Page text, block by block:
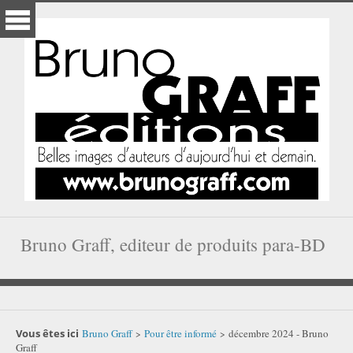
Bruno Graff, editeur de produits para-BD
Vous êtes ici Bruno Graff > Pour être informé > décembre 2024 - Bruno
Graff